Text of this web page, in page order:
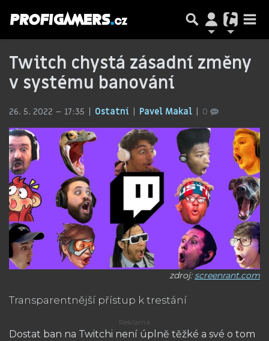
Twitch chystá zásadní změny
v systému banování
26. 5. 2022 – 17:35 Ostatní Pavel Makal 0
zdroj: screenrant.com
Transparentnější přístup k trestání
Dostat ban na Twitchi není úplně těžké a své o tom